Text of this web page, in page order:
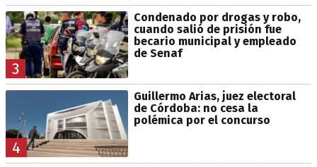
3
Condenado por drogas y robo,
cuando salió de prisión fue
becario municipal y empleado
de Senaf
4
Guillermo Arias, juez electoral
de Córdoba: no cesa la
polémica por el concurso